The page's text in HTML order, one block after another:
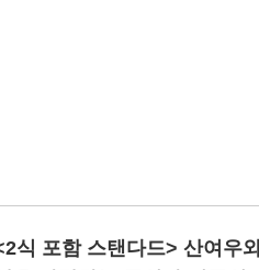
식 포함 스탠다드> 산여우